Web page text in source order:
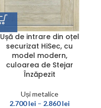
Ușă de intrare din oțel
securizat HiSec, cu
model modern,
culoarea de Stejar
Înzăpezit
Uși metalice
2.700lei – 2.860lei